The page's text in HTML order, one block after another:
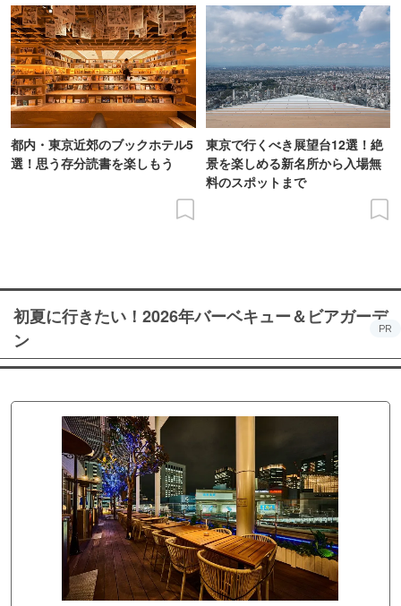
都内・東京近郊のブックホテル5
選！思う存分読書を楽しもう
東京で行くべき展望台12選！絶
景を楽しめる新名所から入場無
料のスポットまで
初夏に行きたい！2026年バーベキュー＆ビアガーデ
ン
PR